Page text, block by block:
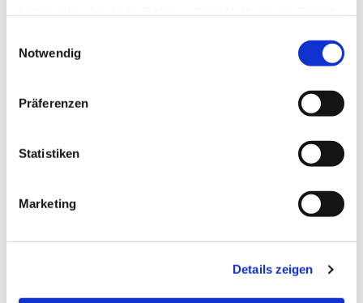
Notwendig
Präferenzen
Statistiken
Marketing
Details zeigen